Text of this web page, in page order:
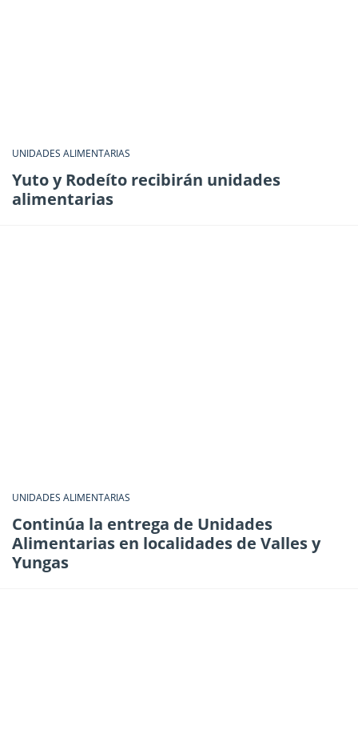
UNIDADES ALIMENTARIAS
Yuto y Rodeíto recibirán unidades
alimentarias
UNIDADES ALIMENTARIAS
Continúa la entrega de Unidades
Alimentarias en localidades de Valles y
Yungas